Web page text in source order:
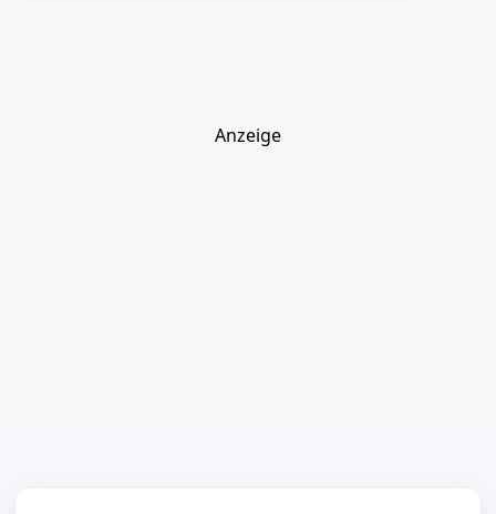
Anzeige